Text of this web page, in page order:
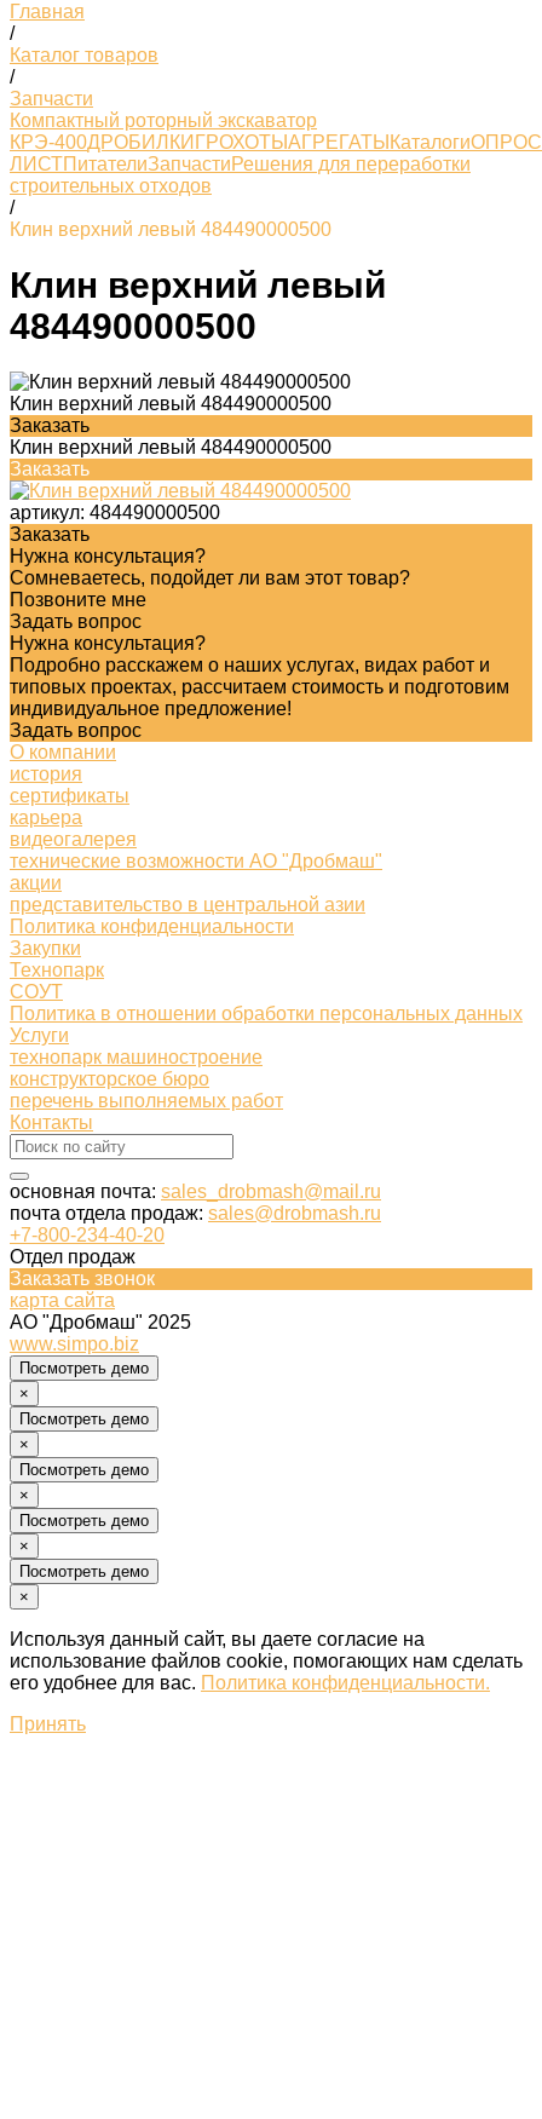
Главная
/
Каталог товаров
/
Запчасти
Компактный роторный экскаватор
КРЭ-400ДРОБИЛКИ ГРОХОТЫ АГРЕГАТЫ Каталоги
ЛИСТПитателиЗапчастиРешения для переработки
строительных отходов
/
Клин верхний левый 484490000500
Клин верхний левый
484490000500
Клин верхний левый 484490000500
Заказать
Клин верхний левый 484490000500
Заказать
артикул: 484490000500
Заказать
Нужна консультация?
Сомневаетесь, подойдет ли вам этот товар?
Позвоните мне
Задать вопрос
Нужна консультация?
Подробно расскажем о наших услугах, видах работ и
типовых проектах, рассчитаем стоимость и подготовим
индивидуальное предложение!
Задать вопрос
О компании
история
сертификаты
карьера
видеогалерея
технические возможности АО "Дробмаш"
акции
представительство в центральной азии
Политика конфиденциальности
Закупки
Технопарк
СОУТ
Политика в отношении обработки персональных данных
Услуги
технопарк машиностроение
конструкторское бюро
перечень выполняемых работ
Контакты
основная почта: sales_drobmash@mail.ru
почта отдела продаж: sales@drobmash.ru
+7-800-234-40-20
Отдел продаж
Заказать звонок
карта сайта
АО "Дробмаш" 2025
www.simpo.biz
Посмотреть демо
×
Посмотреть демо
×
Посмотреть демо
×
Посмотреть демо
×
Посмотреть демо
×
Используя данный сайт, вы даете согласие на
использование файлов cookie, помогающих нам сделать
его удобнее для вас. Политика конфиденциальности.
Принять